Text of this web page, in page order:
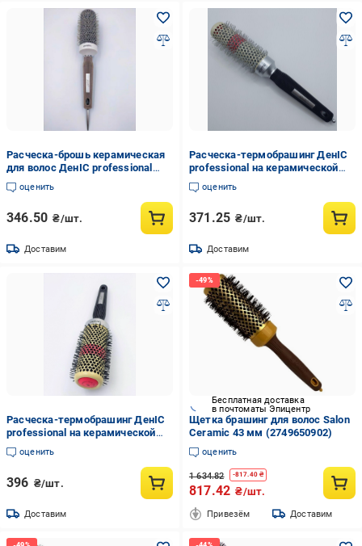
Расческа-брошь керамическая
для волос ДенІС professional
CERAMIC/ION 44 мм
(1453071248)
оценить
346.50 ₴/шт.
Доставим
Расческа-термобрашинг ДенІС
professional на керамической
основе с индикатором нагрева
34 мм (1453071250)
оценить
371.25 ₴/шт.
Доставим
Расческа-термобрашинг ДенІС
professional на керамической
основе с индикатором нагрева
44 мм (1453071251)
оценить
396 ₴/шт.
Доставим
Бесплатная доставка
в почтоматы Эпицентр
Щетка брашинг для волос Salon
Ceramic 43 мм (2749650902)
оценить
1 634.82 -817.40₴
817.42 ₴/шт.
Привезём Доставим